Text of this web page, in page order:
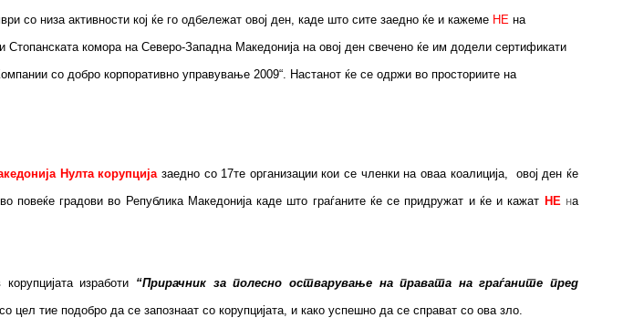
со низа активности кој ќе го одбележат овој ден, каде што сите заедно ќе и кажеме НЕ на
комора на Северо-Западна Македонија на овој ден свечено ќе им додели сертификати
со добро корпоративно управување 2009“. Настанот ќе се одржи во просториите на
Нулта корупција заедно со 17те организации кои се членки на оваа коалиција,
овој ден ќе
повеќе градови во Република Македонија каде што граѓаните ќе се придружат и ќе и кажат НЕна
изработи “Прирачник за полесно остварување на правата на граѓаните пред
цел тие подобро да се запознаат со корупцијата, и како успешно да се справат со ова зло.